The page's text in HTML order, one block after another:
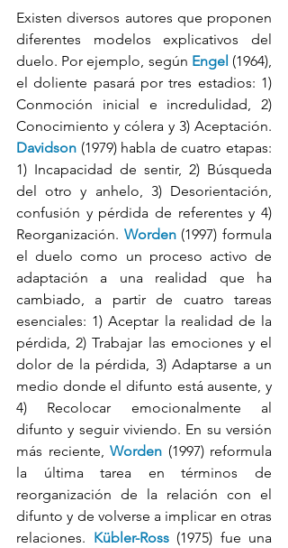
Existen diversos autores que proponen
diferentes modelos explicativos del
duelo. Por ejemplo, según Engel (1964),
el doliente pasará por tres estadios: 1)
Conmoción inicial e incredulidad, 2)
Davidson (1979) habla de cuatro etapas:
1) Incapacidad de sentir, 2) Búsqueda
del otro y anhelo, 3) Desorientación,
confusión y pérdida de referentes y 4)
Reorganización. Worden (1997) formula
el duelo como un proceso activo de
adaptación a una realidad que ha
cambiado, a partir de cuatro tareas
esenciales: 1) Aceptar la realidad de la
pérdida, 2) Trabajar las emociones y el
dolor de la pérdida, 3) Adaptarse a un
medio donde el difunto está ausente, y
4) Recolocar emocionalmente al
difunto y seguir viviendo. En su versión
más reciente, Worden (1997) reformula
la última tarea en términos de
reorganización de la relación con el
difunto y de volverse a implicar en otras
relaciones. Kübler-Ross (1975) fue una